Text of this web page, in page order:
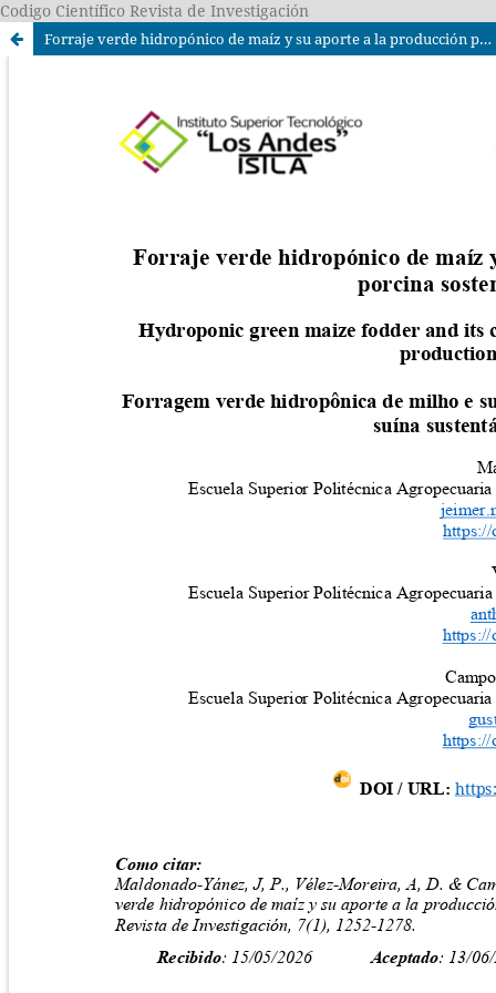
Codigo Científico Revista de Investigación
Forraje verde hidropónico de maíz y su aporte a la producción porcina sostenible